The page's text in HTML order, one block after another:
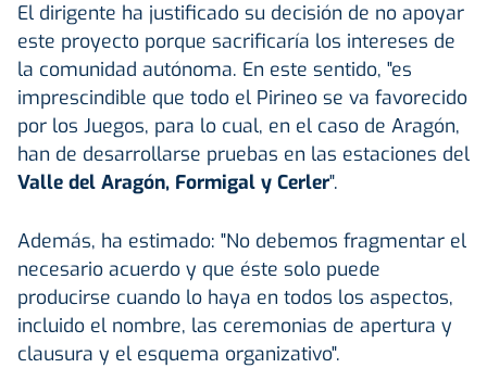
El dirigente ha justificado su decisión de no apoyar
este proyecto porque sacrificaría los intereses de
la comunidad autónoma. En este sentido, "es
imprescindible que todo el Pirineo se va favorecido
por los Juegos, para lo cual, en el caso de Aragón,
han de desarrollarse pruebas en las estaciones del
Valle del Aragón, Formigal y Cerler".
Además, ha estimado: "No debemos fragmentar el
necesario acuerdo y que éste solo puede
producirse cuando lo haya en todos los aspectos,
incluido el nombre, las ceremonias de apertura y
clausura y el esquema organizativo".